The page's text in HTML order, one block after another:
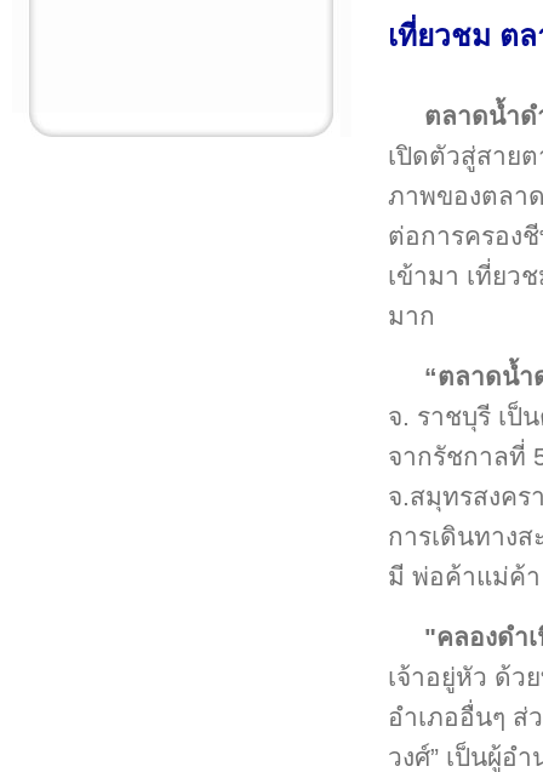
เที่ยวชม ต
ตลาดน้ำด
เปิดตัวสู่สาย
ภาพของตลา
ต่อการครอง
เข้ามา เที่ยว
มาก
“ตลาดน้ำ
จ. ราชบุรี เป็
จากรัชกาลที่
จ.สมุทรสงคร
การเดินทาง
มี พ่อค้าแม่ค้า
"คลองดำ
เจ้าอยู่หัว ด้ว
อำเภออื่นๆ ส่
วงศ์” เป็นผู้อ